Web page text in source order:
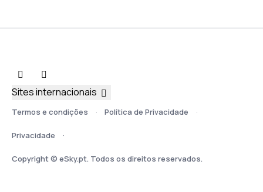
Termos e condições Política de Privacidade
Privacidade
Copyright © eSky.pt. Todos os direitos reservados.
Sites internacionais